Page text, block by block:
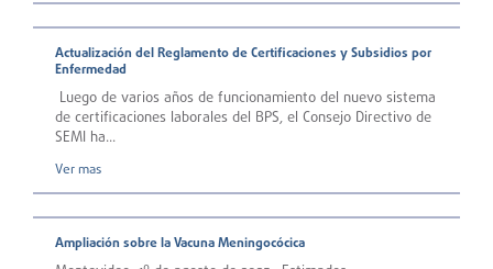
Actualización del Reglamento de Certificaciones y Subsidios por
Enfermedad
Luego de varios años de funcionamiento del nuevo sistema
de certificaciones laborales del BPS, el Consejo Directivo de
SEMI ha...
Ver mas
Ampliación sobre la Vacuna Meningocócica